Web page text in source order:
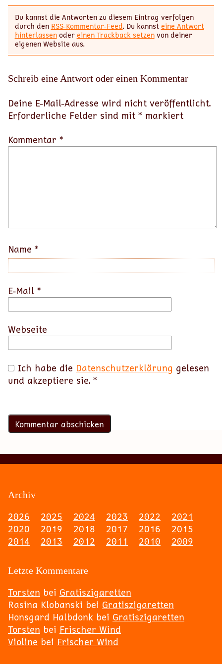
Du kannst die Antworten zu diesem Eintrag verfolgen
durch den RSS-Kommentar-Feed. Du kannsteine Antwort
hinterlassenodereinen Trackback setzenvon deiner
eigenen Website aus.
Schreib eine Antwort oder einen Kommentar
Deine E-Mail-Adresse wird nicht veröffentlicht.
Erforderliche Felder sind mit * markiert
Kommentar *
Name *
E-Mail *
Webseite
Ich habe die Datenschutzerklärung gelesen
und akzeptiere sie. *
Archiv
2026 2025 2024 2023 2022
2021
2020
2019 2018 2017 2016
2015
2014
2013 2012 2011 2010 2009
Letzte Kommentare
Torsten bei Gratiszigaretten
Rasina Klobanski bei Gratiszigaretten
Honsgard Halbdonk bei Gratiszigaretten
Torsten bei Frischer Wind
Violine bei Frischer Wind